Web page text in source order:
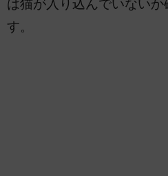
は猫が入り込んでいない
す。